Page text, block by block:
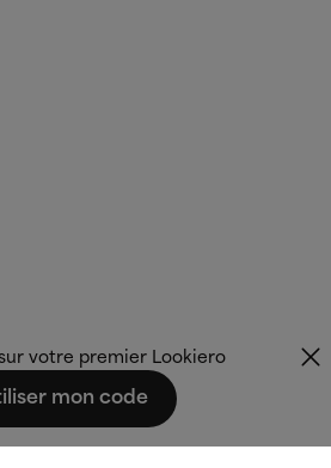
votre premier Lookiero
mon code